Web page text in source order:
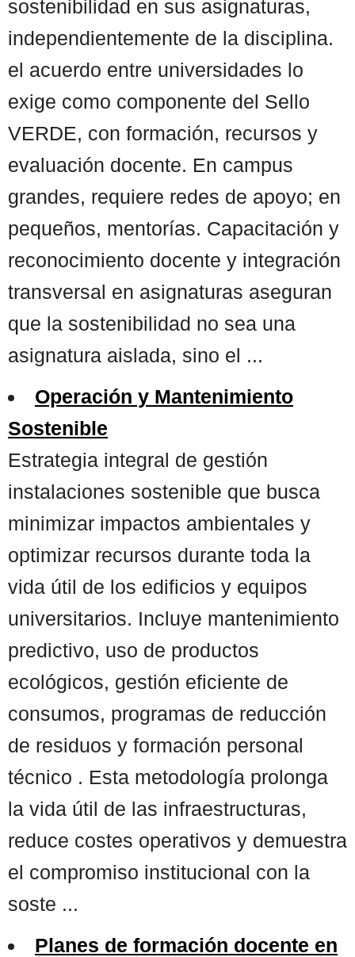
sostenibilidad en sus asignaturas,
independientemente de la disciplina.
el acuerdo entre universidades lo
exige como componente del Sello
VERDE, con formación, recursos y
evaluación docente. En campus
grandes, requiere redes de apoyo; en
pequeños, mentorías. Capacitación y
reconocimiento docente y integración
transversal en asignaturas aseguran
que la sostenibilidad no sea una
asignatura aislada, sino el ...
Operación y Mantenimiento
Sostenible
Estrategia integral de gestión
instalaciones sostenible que busca
minimizar impactos ambientales y
optimizar recursos durante toda la
vida útil de los edificios y equipos
universitarios. Incluye mantenimiento
predictivo, uso de productos
ecológicos, gestión eficiente de
consumos, programas de reducción
de residuos y formación personal
técnico . Esta metodología prolonga
la vida útil de las infraestructuras,
reduce costes operativos y demuestra
el compromiso institucional con la
soste ...
Planes de formación docente en